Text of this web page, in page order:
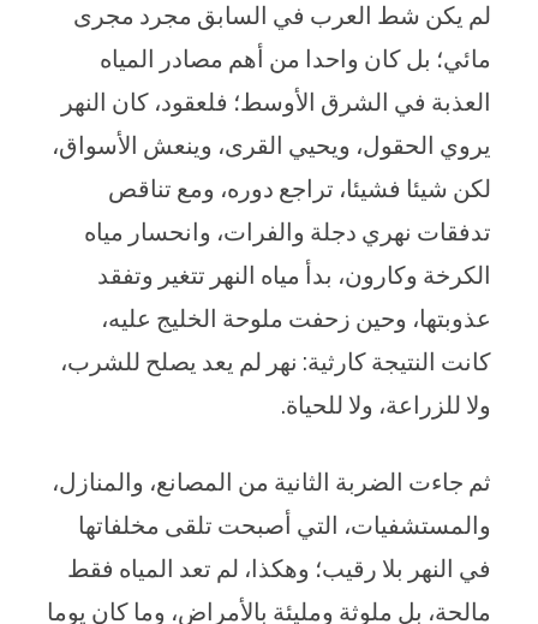
لم يكن شط العرب في السابق مجرد مجرى
مائي؛ بل كان واحدا من أهم مصادر المياه
العذبة في الشرق الأوسط؛ فلعقود، كان النهر
يروي الحقول، ويحيي القرى، وينعش الأسواق،
لكن شيئا فشيئا، تراجع دوره، ومع تناقص
تدفقات نهري دجلة والفرات، وانحسار مياه
الكرخة وكارون، بدأ مياه النهر تتغير وتفقد
عذوبتها، وحين زحفت ملوحة الخليج عليه،
كانت النتيجة كارثية: نهر لم يعد يصلح للشرب،
ولا للزراعة، ولا للحياة.
ثم جاءت الضربة الثانية من المصانع، والمنازل،
والمستشفيات، التي أصبحت تلقى مخلفاتها
في النهر بلا رقيب؛ وهكذا، لم تعد المياه فقط
مالحة، بل ملوثة ومليئة بالأمراض، وما كان يوما